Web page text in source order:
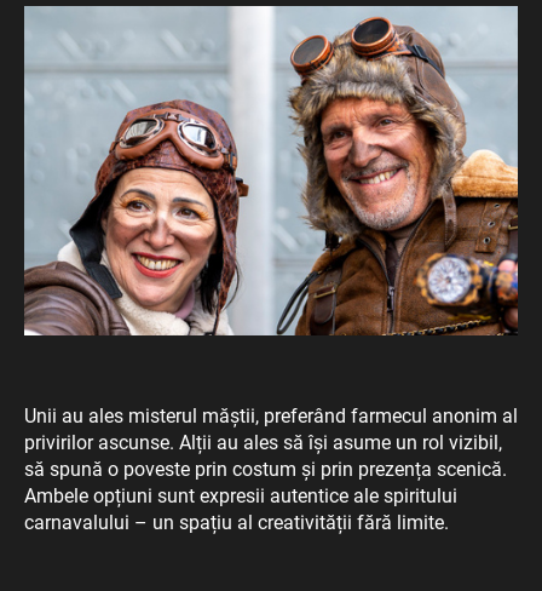
Unii au ales misterul măștii, preferând farmecul anonim al
privirilor ascunse. Alții au ales să își asume un rol vizibil,
să spună o poveste prin costum și prin prezența scenică.
Ambele opțiuni sunt expresii autentice ale spiritului
carnavalului – un spațiu al creativității fără limite.